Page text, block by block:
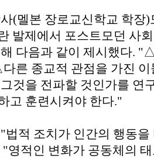
(멜본 장로교신학교 학장
발제에서 포스트모던 사
다음과 같이 제시했다.
른 종교적 관점을 가진
것을 전파할 것인가를 연
고 훈련시켜야 한다."
법적 조치가 인간의 행동
영적인 변화가 공동체의